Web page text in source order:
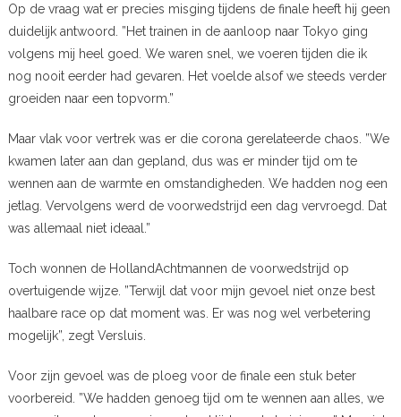
Op de vraag wat er precies misging tijdens de finale heeft hij geen
duidelijk antwoord. ”Het trainen in de aanloop naar Tokyo ging
volgens mij heel goed. We waren snel, we voeren tijden die ik
nog nooit eerder had gevaren. Het voelde alsof we steeds verder
groeiden naar een topvorm.”
Maar vlak voor vertrek was er die corona gerelateerde chaos. ”We
kwamen later aan dan gepland, dus was er minder tijd om te
wennen aan de warmte en omstandigheden. We hadden nog een
jetlag. Vervolgens werd de voorwedstrijd een dag vervroegd. Dat
was allemaal niet ideaal.”
Toch wonnen de HollandAchtmannen de voorwedstrijd op
overtuigende wijze. ”Terwijl dat voor mijn gevoel niet onze best
haalbare race op dat moment was. Er was nog wel verbetering
mogelijk”, zegt Versluis.
Voor zijn gevoel was de ploeg voor de finale een stuk beter
voorbereid. ”We hadden genoeg tijd om te wennen aan alles, we